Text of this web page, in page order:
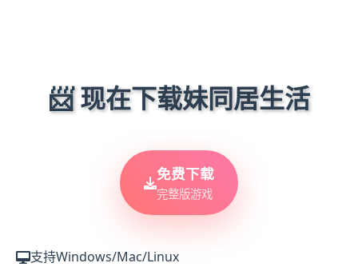
📨 现在下载妹同居生活
免费下载
完整版游戏
支持Windows/Mac/Linux